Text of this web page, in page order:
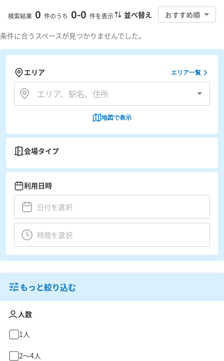
検索結果 0 件のうち 0-0 件を表示 並べ替え おすすめ順
条件に合うスペースが見つかりませんでした。
エリア エリア一覧
地図で表示
会場タイプ
利用日時
もっと絞り込む
人数
1人
2〜4人